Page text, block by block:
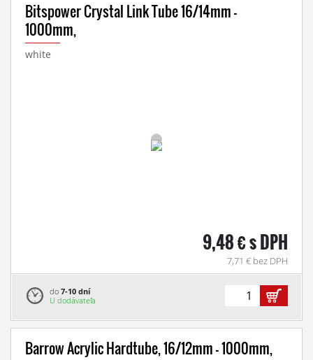
Bitspower Crystal Link Tube 16/14mm -
1000mm,
white
9,48 € s DPH
7,71 € bez DPH
do 7-10 dní
U dodávateľa
Barrow Acrylic Hardtube, 16/12mm - 1000mm,